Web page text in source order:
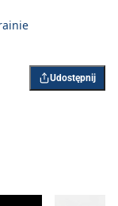
Udostępnij